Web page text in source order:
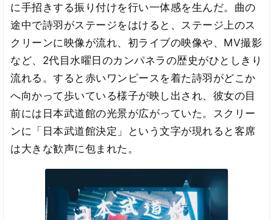
に手招きする振り付けを行い一体感を生んだ。曲の
途中で詩羽がステージをはけると、ステージ上のス
クリーンに映像が流れ、初ライブの映像や、MV撮影
など、2代目水曜日のカンパネラの歴史がひとしきり
流れる。すると赤いワンピースを着た詩羽がどこか
へ向かって歩いている様子が映し出され、彼女の目
前には日本武道館の光景が広がっていた。スクリー
ンに「日本武道館決定」という文字が現れると客席
は大きな歓声に包まれた。